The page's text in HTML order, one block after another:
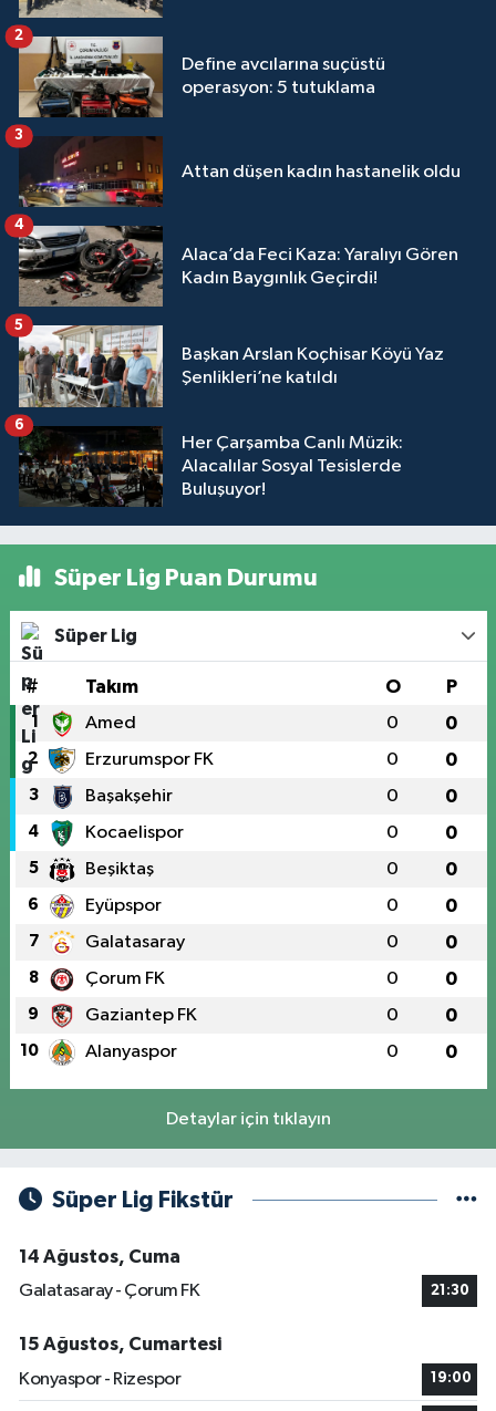
Define avcılarına suçüstü
operasyon: 5 tutuklama
2
Attan düşen kadın hastanelik oldu
3
Alaca’da Feci Kaza: Yaralıyı Gören
Kadın Baygınlık Geçirdi!
4
Başkan Arslan Koçhisar Köyü Yaz
Şenlikleri’ne katıldı
5
Her Çarşamba Canlı Müzik:
Alacalılar Sosyal Tesislerde
Buluşuyor!
6
Süper Lig Puan Durumu
Süper Lig
# Takım O P
1 Amed 0 0
2 Erzurumspor FK 0 0
3 Başakşehir 0 0
4 Kocaelispor 0 0
5 Beşiktaş 0 0
6 Eyüpspor 0 0
7 Galatasaray 0 0
8 Çorum FK 0 0
9 Gaziantep FK 0 0
10 Alanyaspor 0 0
Detaylar için tıklayın
Süper Lig Fikstür
14 Ağustos, Cuma
Galatasaray - Çorum FK
21:30
15 Ağustos, Cumartesi
Konyaspor - Rizespor
19:00